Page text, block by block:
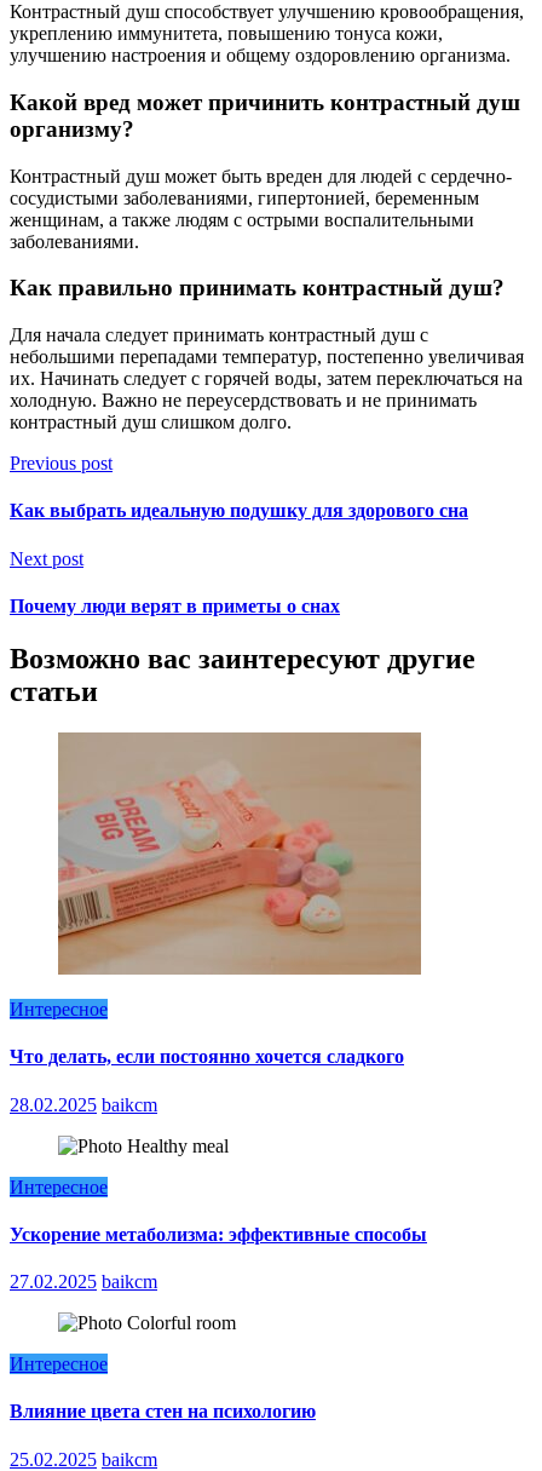
Контрастный душ способствует улучшению кровообращения,
укреплению иммунитета, повышению тонуса кожи,
улучшению настроения и общему оздоровлению организма.
Какой вред может причинить контрастный душ
организму?
Контрастный душ может быть вреден для людей с сердечно-
сосудистыми заболеваниями, гипертонией, беременным
женщинам, а также людям с острыми воспалительными
заболеваниями.
Как правильно принимать контрастный душ?
Для начала следует принимать контрастный душ с
небольшими перепадами температур, постепенно увеличивая
их. Начинать следует с горячей воды, затем переключаться на
холодную. Важно не переусердствовать и не принимать
контрастный душ слишком долго.
Previous post
Как выбрать идеальную подушку для здорового сна
Next post
Почему люди верят в приметы о снах
Возможно вас заинтересуют другие
статьи
Интересное
Что делать, если постоянно хочется сладкого
28.02.2025 baikcm
Интересное
Ускорение метаболизма: эффективные способы
27.02.2025 baikcm
Интересное
Влияние цвета стен на психологию
25.02.2025 baikcm